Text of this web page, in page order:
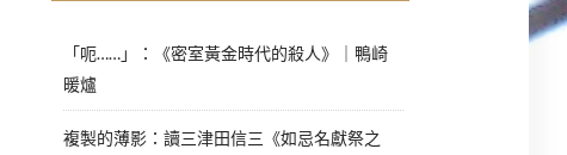
「呃……」：《密室黃金時代的殺人》｜鴨崎
暖爐
複製的薄影：讀三津田信三《如忌名獻祭之